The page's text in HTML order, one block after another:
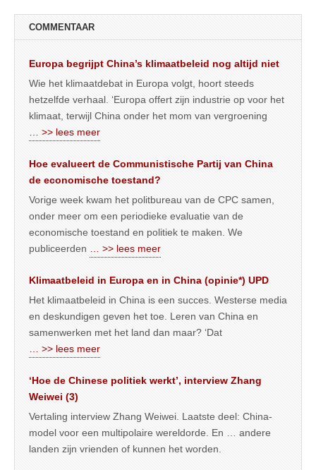
COMMENTAAR
Europa begrijpt China’s klimaatbeleid nog altijd niet
Wie het klimaatdebat in Europa volgt, hoort steeds
hetzelfde verhaal. ‘Europa offert zijn industrie op voor het
klimaat, terwijl China onder het mom van vergroening
… >> lees meer
Hoe evalueert de Communistische Partij van China
de economische toestand?
Vorige week kwam het politbureau van de CPC samen,
onder meer om een periodieke evaluatie van de
economische toestand en politiek te maken. We
publiceerden
… >> lees meer
Klimaatbeleid in Europa en in China (opinie*) UPD
Het klimaatbeleid in China is een succes. Westerse media
en deskundigen geven het toe. Leren van China en
samenwerken met het land dan maar? ‘Dat
… >> lees meer
‘Hoe de Chinese politiek werkt’, interview Zhang
Weiwei (3)
Vertaling interview Zhang Weiwei. Laatste deel: China-
model voor een multipolaire wereldorde. En … andere
landen zijn vrienden of kunnen het worden.